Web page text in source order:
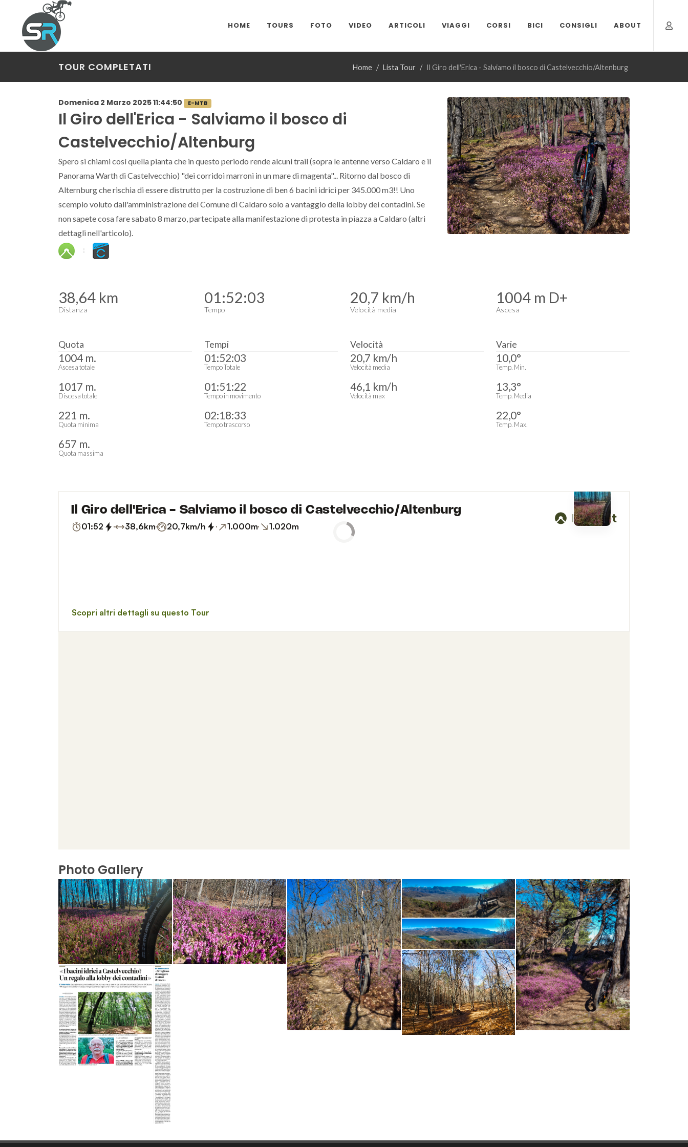
HOME TOURS FOTO VIDEO ARTICOLI VIAGGI CORSI BICI CONSIGLI ABOUT
TOUR COMPLETATI Home Lista Tour Il Giro dell'Erica - Salviamo il bosco di Castelvecchio/Altenburg
Domenica 2 Marzo 2025 11:44:50 E-MTB
Il Giro dell'Erica - Salviamo il bosco di
Castelvecchio/Altenburg
Spero si chiami così quella pianta che in questo periodo rende alcuni trail (sopra le antenne verso Caldaro e il
Panorama Warth di Castelvecchio) "dei corridoi marroni in un mare di magenta"... Ritorno dal bosco di
Alternburg che rischia di essere distrutto per la costruzione di ben 6 bacini idrici per 345.000 m3!! Uno
scempio voluto dall'amministrazione del Comune di Caldaro solo a vantaggio della lobby dei contadini. Se
non sapete cosa fare sabato 8 marzo, partecipate alla manifestazione di protesta in piazza a Caldaro (altri
dettagli nell'articolo).
38,64 km
Distanza
01:52:03
Tempo
20,7 km/h
Velocità media
1004 m D+
Ascesa
Quota
1004 m.
Ascesa totale
1017 m.
Discesa totale
221 m.
Quota minima
657 m.
Quota massima
Tempi
01:52:03
Tempo Totale
01:51:22
Tempo in movimento
02:18:33
Tempo trascorso
Velocità
20,7 km/h
Velocità media
46,1 km/h
Velocità max
Varie
10,0°
Temp. Min.
13,3°
Temp. Media
22,0°
Temp. Max.
Photo Gallery